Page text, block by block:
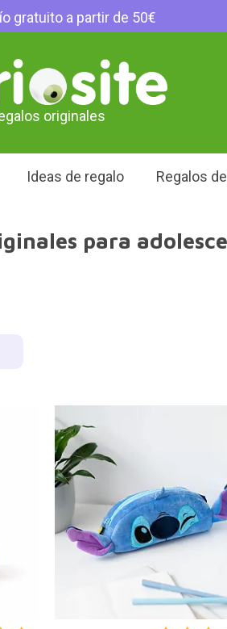
gratuito a partir de 50€
originales
Ideas de regalo Regalos
para